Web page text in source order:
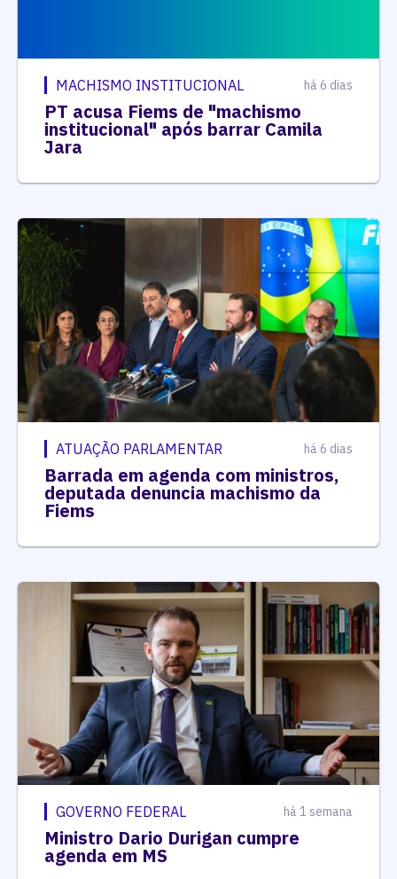
MACHISMO INSTITUCIONAL há 6 dias
PT acusa Fiems de "machismo
institucional" após barrar Camila
Jara
ATUAÇÃO PARLAMENTAR há 6 dias
Barrada em agenda com ministros,
deputada denuncia machismo da
Fiems
GOVERNO FEDERAL há 1 semana
Ministro Dario Durigan cumpre
agenda em MS